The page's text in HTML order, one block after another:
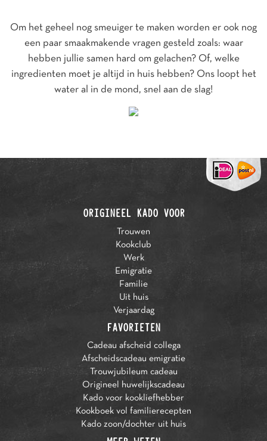
Om het geheel nog smeuiger te maken worden er ook nog
een paar smaakmakende vragen gesteld zoals: waar
hebben jullie samen hard om gelachen? Of, welke
ingredienten moet je altijd in huis hebben? Ons loopt het
water al in de mond, snel aan de slag!
ORIGINEEL KADO VOOR
Trouwen
Kookclub
Werk
Emigratie
Familie
Uit huis
Verjaardag
FAVORIETEN
Cadeau afscheid collega
Afscheidscadeau emigratie
Trouwjubileum cadeau
Origineel huwelijkscadeau
Kado voor kookliefhebber
Kookboek vol familierecepten
Kado zoon/dochter uit huis